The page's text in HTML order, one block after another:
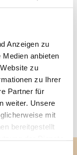
Anzeigen zu
anbieten
zu
zu Ihrer
Partner für
weiter. Unsere
mit
bereitgestellt
300